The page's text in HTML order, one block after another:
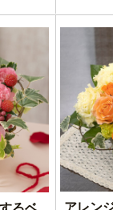
アレン